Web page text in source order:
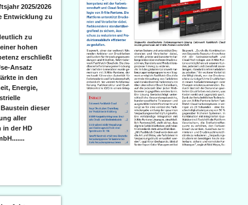
2025/2026
Entwicklung zu
zu
hohen
erschließt
Ansatz
in den
Energie,
dieser
aller
in der HD